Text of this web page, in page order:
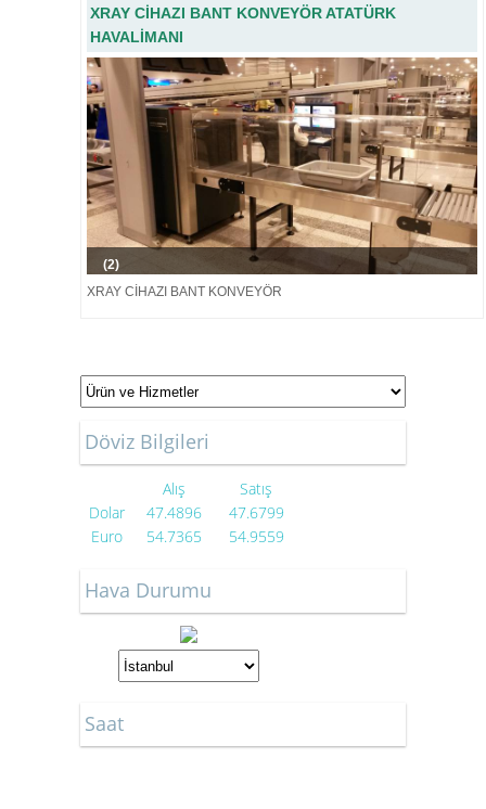
XRAY CİHAZI BANT KONVEYÖR ATATÜRK
HAVALİMANI
(2)
XRAY CİHAZI BANT KONVEYÖR
Döviz Bilgileri
Alış
Satış
Dolar
47.4896
47.6799
Euro
54.7365 54.9559
Hava Durumu
Saat